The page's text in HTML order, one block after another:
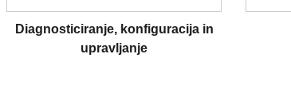
Diagnosticiranje, konfiguracija in
upravljanje